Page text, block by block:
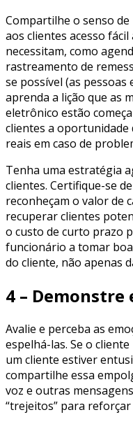
Compartilhe o senso de
aos clientes acesso
necessitam, como
rastreamento de
se possível (as pessoas
aprenda a lição que as
eletrônico estão
clientes a oportunidade
reais em caso de
Tenha uma estratégia
clientes. Certifique-se
reconheçam o valor de
recuperar clientes
o custo de curto prazo
funcionário a tomar
do cliente, não apenas
4 – Demonstre
Avalie e perceba as
espelhá-las. Se o
um cliente estiver
compartilhe essa
voz e outras
“trejeitos” para